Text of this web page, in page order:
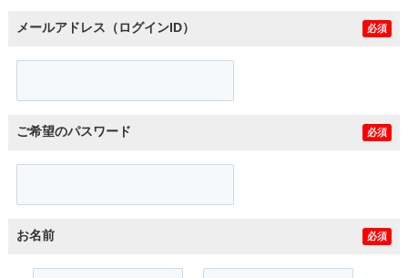
メールアドレス（ログインID） 必須
ご希望のパスワード 必須
お名前 必須